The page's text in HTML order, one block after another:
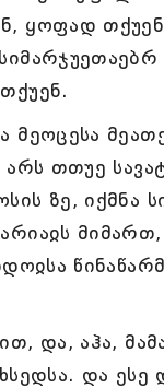
ყოფად
მეოცესა
არს თთუე
ზე, იქმნა
მიმართ,
და, აჰა,
და ესე